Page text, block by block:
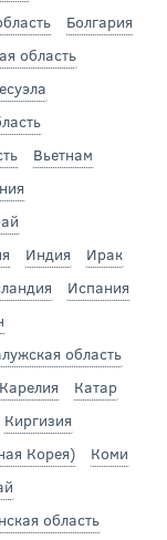
Болгария
область
Вьетнам
Индия
Ирак
Испания
область
Карелия
Катар
Киргизия
Корея)
Коми
область